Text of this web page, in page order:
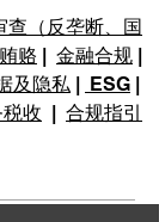
查（反垄断、国
赂 | 金融合规 |
及隐私 | ESG |
收 | 合规指引